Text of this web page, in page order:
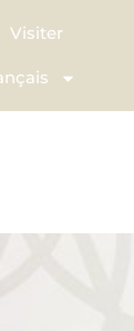
Visiter